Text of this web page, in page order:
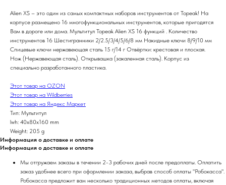
Alien XS – это один из самых компактных наборов инструментов от Topeak! На
корпусе размещено 16 многофункциональных инструментов, которые пригодятся
Вам в дороге или дома. Мультитул Topeak Alien XS 16 функций . Количество
инструментов 16 Шестигранники 2/2.5/3/4/5/6/8 мм Накидные ключи 8/9/10 мм
Спицевые ключи нержавеющая сталь 15 г/14 г Отвёртки: крестовая и плоская.
Нож (Нержавеющая сталь). Открывашка (закаленная сталь). Корпус из
специально разработанного пластика.
Этот товар на OZON
Этот товар на Wildberries
Этот товар на Яндекс Маркет
Тип: Мультитул
lwh: 40x80x160 mm
Weight: 205 g
Информация о доставке и оплате
Информация о доставке и оплате
Мы отгружаем заказы в течении 2-3 рабочих дней после предоплаты. Оплатить
заказ удобнее всего при оформлении заказа, выбрав способ оплаты "Робокасса".
Робокасса предложит вам несколько традиционных методов оплаты, включая